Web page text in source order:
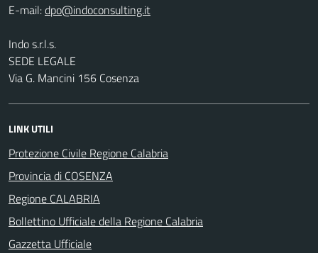
E-mail:
Indo s.r.l.s.
SEDE LEGALE
Via G. Mancini 156 Cosenza
LINK UTILI
Protezione Civile Regione Calabria
Provincia di COSENZA
Regione CALABRIA
Bollettino Ufficiale della Regione Calabria
Gazzetta Ufficiale